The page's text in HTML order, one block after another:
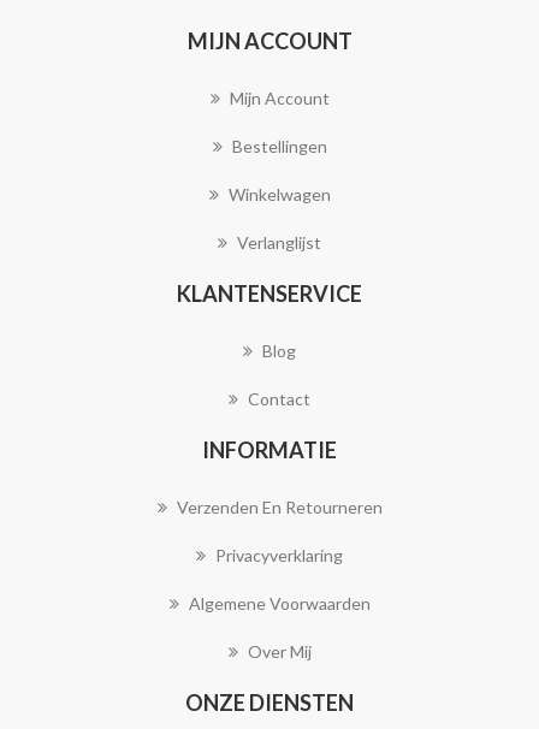
MIJN ACCOUNT
Mijn Account
Bestellingen
Winkelwagen
Verlanglijst
KLANTENSERVICE
Blog
Contact
INFORMATIE
Verzenden En Retourneren
Privacyverklaring
Algemene Voorwaarden
Over Mij
ONZE DIENSTEN